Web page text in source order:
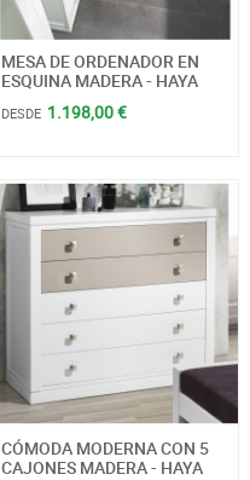
MESA DE ORDENADOR EN
ESQUINA MADERA - HAYA
DESDE 1.198,00 €
CÓMODA MODERNA CON 5
CAJONES MADERA - HAYA